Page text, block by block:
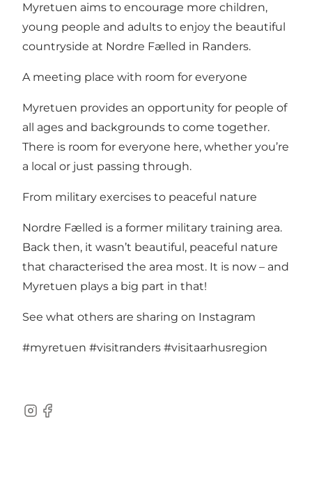
Myretuen aims to encourage more children,
young people and adults to enjoy the beautiful
countryside at Nordre Fælled in Randers.
A meeting place with room for everyone
Myretuen provides an opportunity for people of
all ages and backgrounds to come together.
There is room for everyone here, whether you’re
a local or just passing through.
From military exercises to peaceful nature
Nordre Fælled is a former military training area.
Back then, it wasn’t beautiful, peaceful nature
that characterised the area most. It is now – and
Myretuen plays a big part in that!
See what others are sharing on Instagram
#myretuen #visitranders #visitaarhusregion
Instagram
Facebook